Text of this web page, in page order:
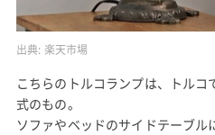
出典: 楽天市場
こちらのトルコランプは、トルコ
式のもの。
ソファやベッドのサイドテーブ